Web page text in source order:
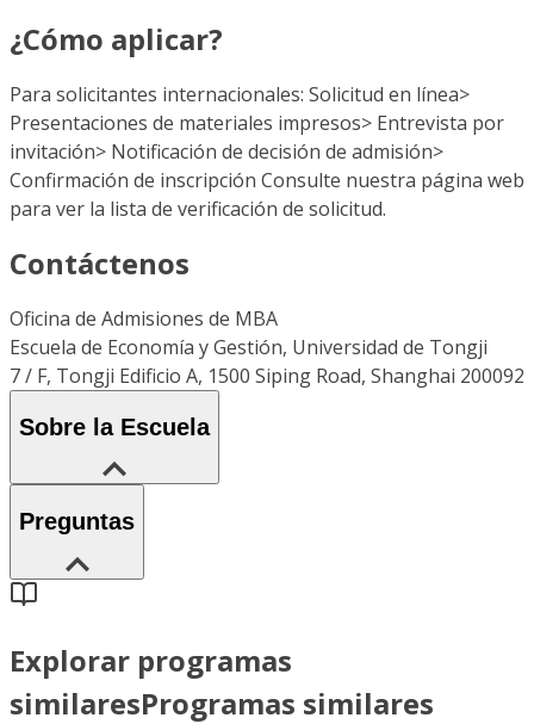
¿Cómo aplicar?
Para solicitantes internacionales: Solicitud en línea>
Presentaciones de materiales impresos> Entrevista por
invitación> Notificación de decisión de admisión>
Confirmación de inscripción Consulte nuestra página web
para ver la lista de verificación de solicitud.
Contáctenos
Oficina de Admisiones de MBA
Escuela de Economía y Gestión, Universidad de Tongji
7 / F, Tongji Edificio A, 1500 Siping Road, Shanghai 200092
Sobre la Escuela
Preguntas
Explorar programas
similaresProgramas similares